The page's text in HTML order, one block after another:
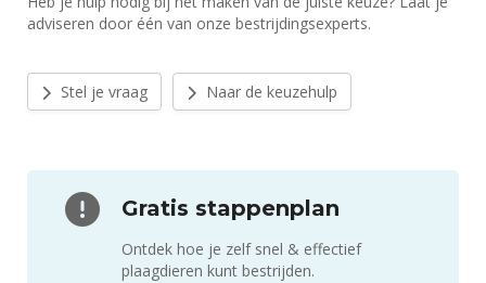
adviseren door één van onze bestrijdingsexperts.
Stel je vraag Naar de keuzehulp
Gratis stappenplan
Ontdek hoe je zelf snel & effectief
plaagdieren kunt bestrijden.